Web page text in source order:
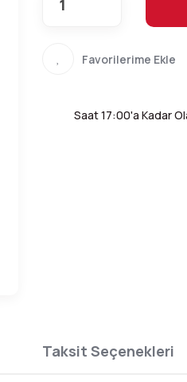
Saat 17:00'a Kadar
Taksit Seçenekleri